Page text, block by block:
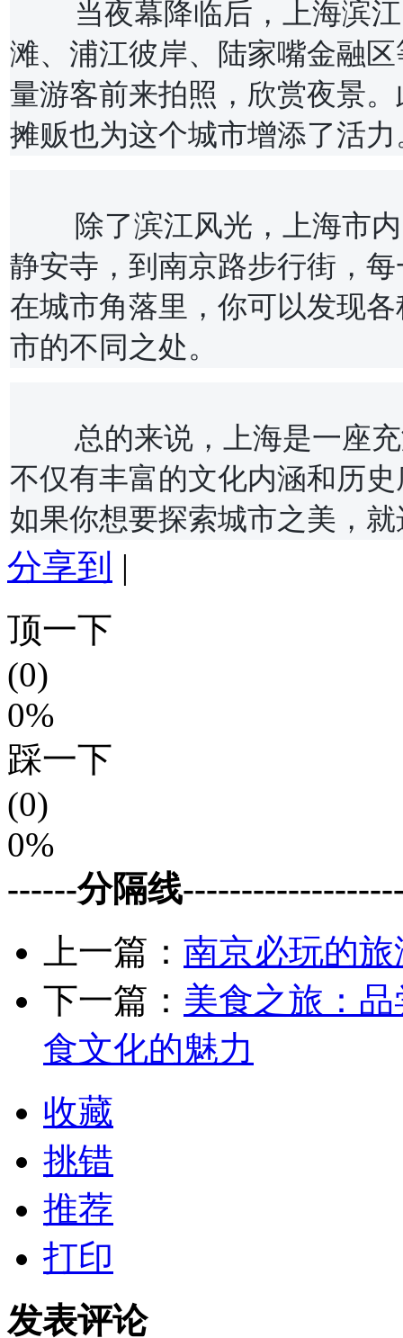
滩、浦江彼岸、陆家嘴金融
量游客前来拍照，欣赏夜景
摊贩也为这个城市增添了活力
静安寺，到南京路步行街，
在城市角落里，你可以发现
市的不同之处。
不仅有丰富的文化内涵和历
如果你想要探索城市之美，
分享到 |
顶一下
(0)
0%
踩一下
(0)
0%
------分隔线
上一篇： 南京必玩的
下一篇： 美食之旅：
食文化的魅力
收藏
挑错
推荐
打印
发表评论